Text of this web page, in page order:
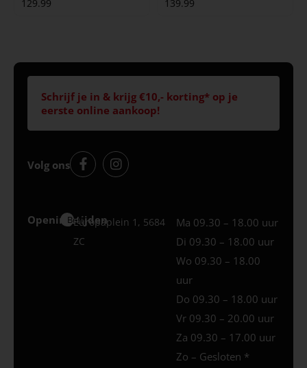
129.99 139.99
Schrijf je in & krijg €10,- korting* op je
eerste online aankoop!
Volg ons
Openingstijden
Best
Europaplein 1, 5684
ZC
Ma 09.30 – 18.00 uur
Di 09.30 – 18.00 uur
Wo 09.30 – 18.00
uur
Do 09.30 – 18.00 uur
Vr 09.30 – 20.00 uur
Za 09.30 – 17.00 uur
Zo – Gesloten *